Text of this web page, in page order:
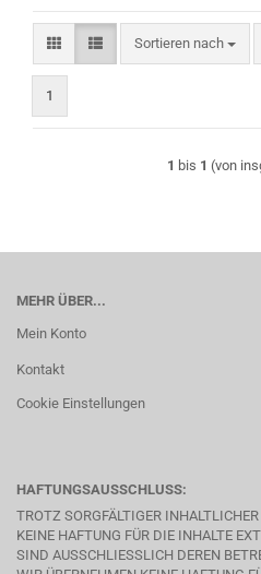
Sortieren nach
Sortieren nach
1
1 bis 1 (von
MEHR ÜBER...
Mein Konto
Kontakt
Cookie Einstellungen
HAFTUNGSAUSSCHLUSS:
TROTZ SORGFÄLTIGER
KEINE HAFTUNG FÜR DIE INHALTE
SIND AUSSCHLIESSLICH DEREN